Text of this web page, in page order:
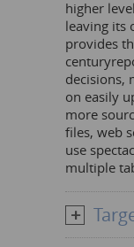
higher
leaving its
provides
decisions,
on easily
more
files, web
use
multiple